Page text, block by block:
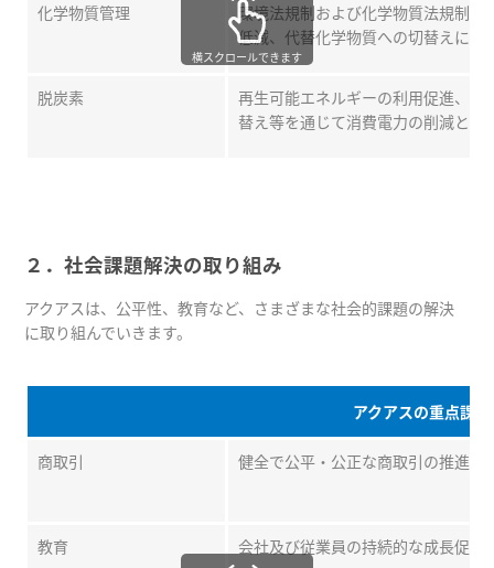
化学物質管理
環境法規制および化学物質法規制
低減、代替化学物質への切替えに取
脱炭素
再生可能エネルギーの利用促進、生
替え等を通じて消費電力の削減と
横スクロールできます
２．社会課題解決の取り組み
アクアスは、公平性、教育など、さまざまな社会的課題の解決
に取り組んでいきます。
アクアスの重点課
商取引 健全で公平・公正な商取引の推進に
教育 会社及び従業員の持続的な成長促進